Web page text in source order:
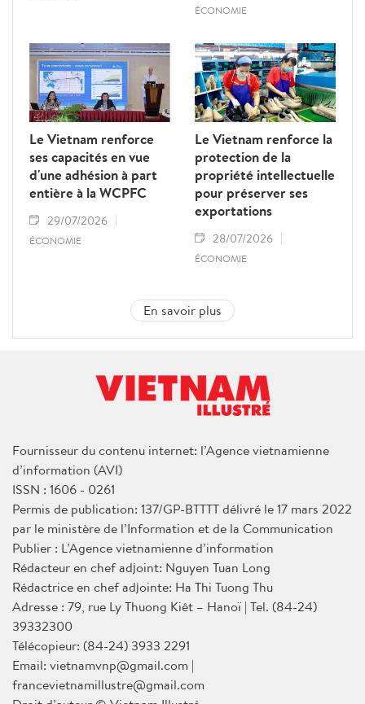
ÉCONOMIE
Le Vietnam renforce
ses capacités en vue
d'une adhésion à part
entière à la WCPFC
29/07/2026
ÉCONOMIE
Le Vietnam renforce la
protection de la
propriété intellectuelle
pour préserver ses
exportations
28/07/2026
ÉCONOMIE
En savoir plus
Fournisseur du contenu internet: l’Agence vietnamienne
d’information (AVI)
ISSN : 1606 - 0261
Permis de publication: 137/GP-BTTTT délivré le 17 mars 2022
par le ministère de l’Information et de la Communication
Publier : L’Agence vietnamienne d’information
Rédacteur en chef adjoint: Nguyen Tuan Long
Rédactrice en chef adjointe: Ha Thi Tuong Thu
Adresse : 79, rue Ly Thuong Kiêt – Hanoï | Tel. (84-24)
39332300
Télécopieur: (84-24) 3933 2291
Email: vietnamvnp@gmail.com |
francevietnamillustre@gmail.com